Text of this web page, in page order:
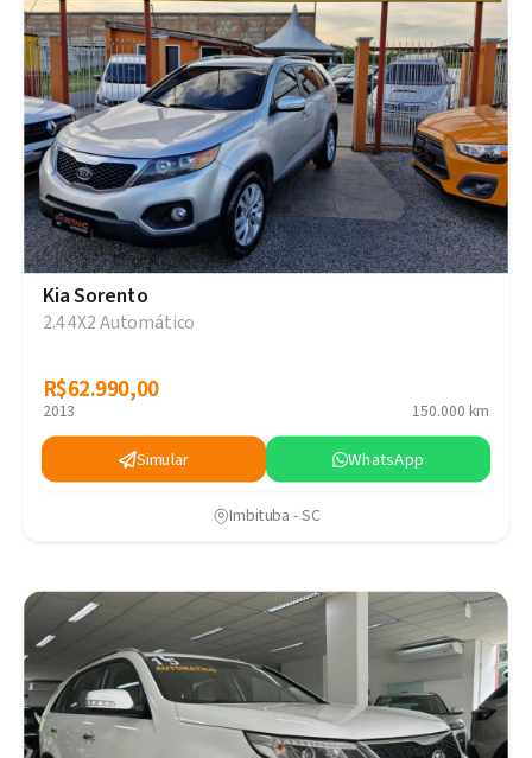
Kia Sorento
2.4 4X2 Automático
R$62.990,00
R$62.990,00
2013 150.000 km
Simular WhatsApp
Imbituba - SC